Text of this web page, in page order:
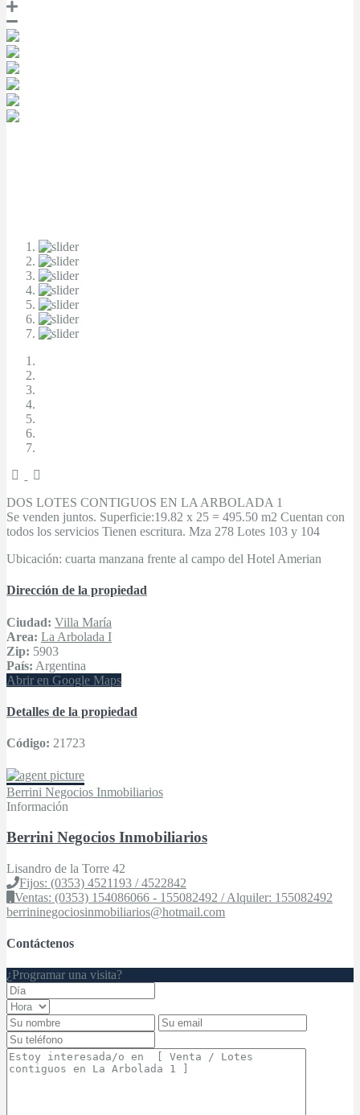
DOS LOTES CONTIGUOS EN LA ARBOLADA 1
Se venden juntos. Superficie:19.82 x 25 = 495.50 m2 Cuentan con
todos los servicios Tienen escritura. Mza 278 Lotes 103 y 104
Ubicación: cuarta manzana frente al campo del Hotel Amerian
Dirección de la propiedad
Ciudad: Villa María
Area: La Arbolada I
Zip: 5903
País: Argentina
Abrir en Google Maps
Detalles de la propiedad
Código: 21723
Berrini Negocios Inmobiliarios
Información
Berrini Negocios Inmobiliarios
Lisandro de la Torre 42
Fijos: (0353) 4521193 / 4522842
Ventas: (0353) 154086066 - 155082492 / Alquiler: 155082492
berrininegociosinmobiliarios@hotmail.com
Contáctenos
¿Programar una visita?